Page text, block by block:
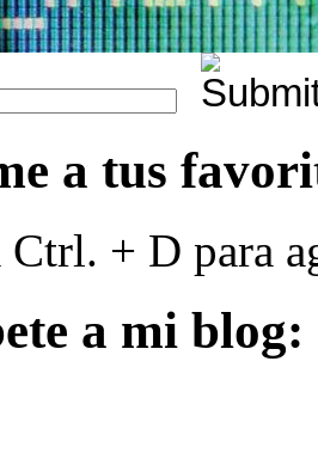
a tus
Ctrl. + D para
a mi blog: